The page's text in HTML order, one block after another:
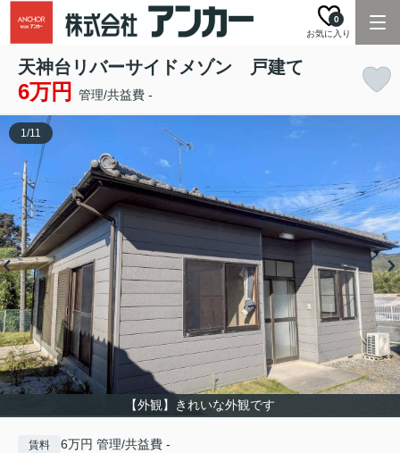
お気に入り
0
天神台リバーサイドメゾン 戸建て
6万円 管理/共益費 -
【外観】きれいな外観です
1/11
賃料 6万円 管理/共益費 -